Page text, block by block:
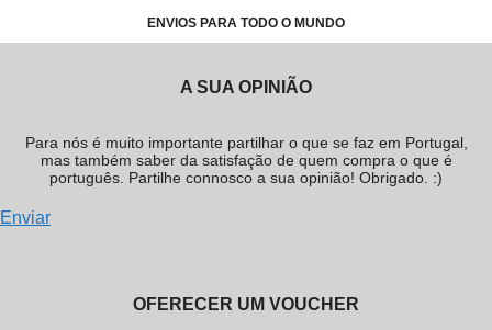
ENVIOS PARA TODO O MUNDO
A SUA OPINIÃO
Para nós é muito importante partilhar o que se faz em Portugal,
mas também saber da satisfação de quem compra o que é
português. Partilhe connosco a sua opinião! Obrigado. :)
Enviar
OFERECER UM VOUCHER